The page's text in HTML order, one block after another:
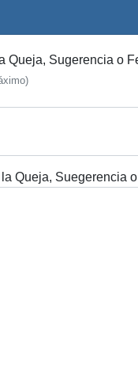
Queja, Sugerencia o
Queja, Suegerencia